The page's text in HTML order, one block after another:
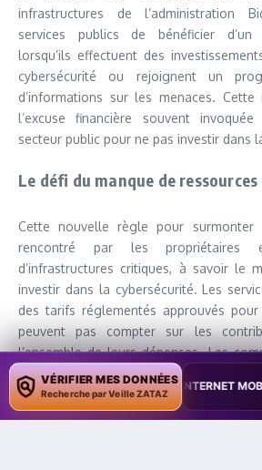
infrastructures de l’administration
services publics de bénéficier d’un
lorsqu’ils effectuent des
cybersécurité ou rejoignent un
d’informations sur les menaces.
l’excuse financière souvent
secteur public pour ne pas investir dans
Le défi du manque de
Cette nouvelle règle pour surmonter
rencontré par les propriétaires
d’infrastructures critiques, à savoir le
investir dans la cybersécurité. Les
des tarifs réglementés approuvés
peuvent pas compter sur les
l’ensemble de leurs dépenses. Les
publics sont généralement
augmentation des tarifs, à moins
liée à la fourniture d’électricité aux
VÉRIFIER MES DONNÉES
Recherche par Veille ZATAZ
DE L’INTERNET MOBILE • L’IA